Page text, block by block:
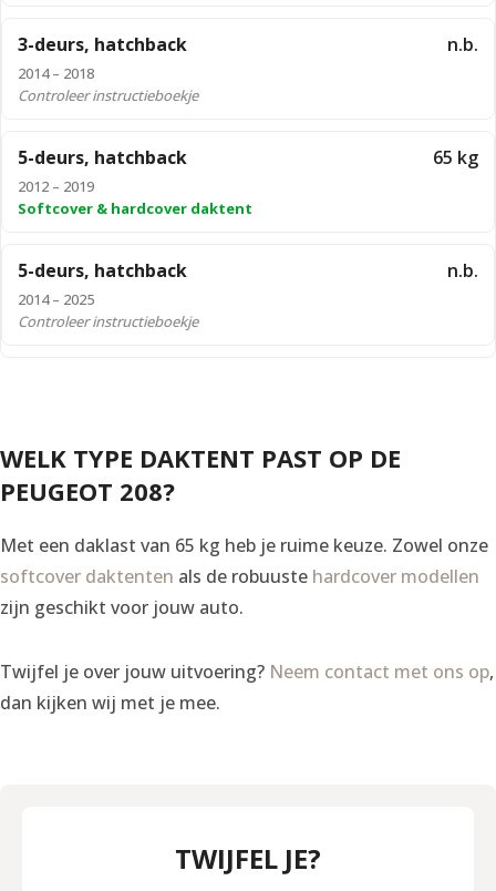
3-deurs, hatchback
2014 – 2018
n.b.
Controleer instructieboekje
5-deurs, hatchback
2012 – 2019
65 kg
Softcover & hardcover daktent
5-deurs, hatchback
2014 – 2025
n.b.
Controleer instructieboekje
WELK TYPE DAKTENT PAST OP DE
PEUGEOT 208?
Met een daklast van 65 kg heb je ruime keuze. Zowel onze
softcover daktenten als de robuuste hardcover modellen
zijn geschikt voor jouw auto.
Twijfel je over jouw uitvoering? Neem contact met ons op,
dan kijken wij met je mee.
TWIJFEL JE?